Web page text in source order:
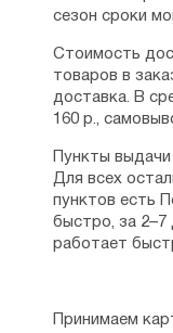
сезон сроки
Стоимость
товаров в
доставка. В
160 р.,
Пункты
Для всех
пунктов есть
быстро, за
работает
Принимаем